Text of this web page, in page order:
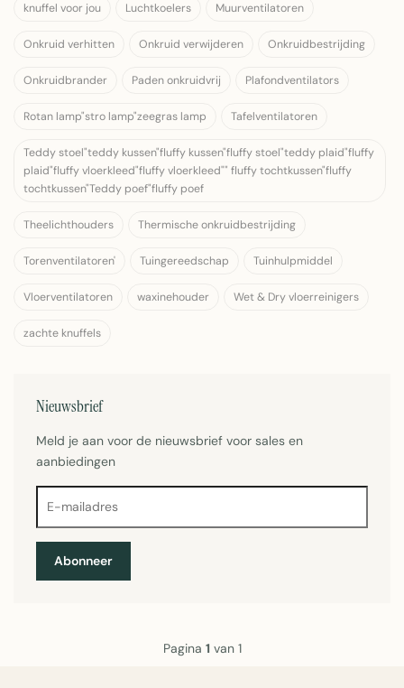
knuffel voor jou Luchtkoelers Muurventilatoren
Onkruid verhitten Onkruid verwijderen Onkruidbestrijding
Onkruidbrander Paden onkruidvrij Plafondventilators
Rotan lamp"stro lamp"zeegras lamp Tafelventilatoren
Teddy stoel"teddy kussen"fluffy kussen"fluffy stoel"teddy plaid"fluffy
plaid"fluffy vloerkleed"fluffy vloerkleed"" fluffy tochtkussen"fluffy
tochtkussen"Teddy poef"fluffy poef
Theelichthouders Thermische onkruidbestrijding
Torenventilatoren' Tuingereedschap Tuinhulpmiddel
Vloerventilatoren waxinehouder Wet & Dry vloerreinigers
zachte knuffels
Nieuwsbrief
Meld je aan voor de nieuwsbrief voor sales en
aanbiedingen
Abonneer
Pagina 1 van 1